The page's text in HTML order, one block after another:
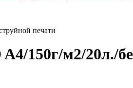
печати
150г/м2/20л./